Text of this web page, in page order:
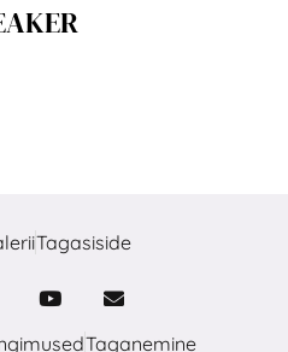
Tagasiside
Taganemine